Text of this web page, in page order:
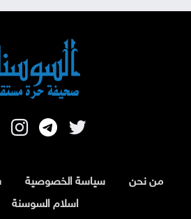
من نحن سياسة الخصوصية
اسلام السوسنة